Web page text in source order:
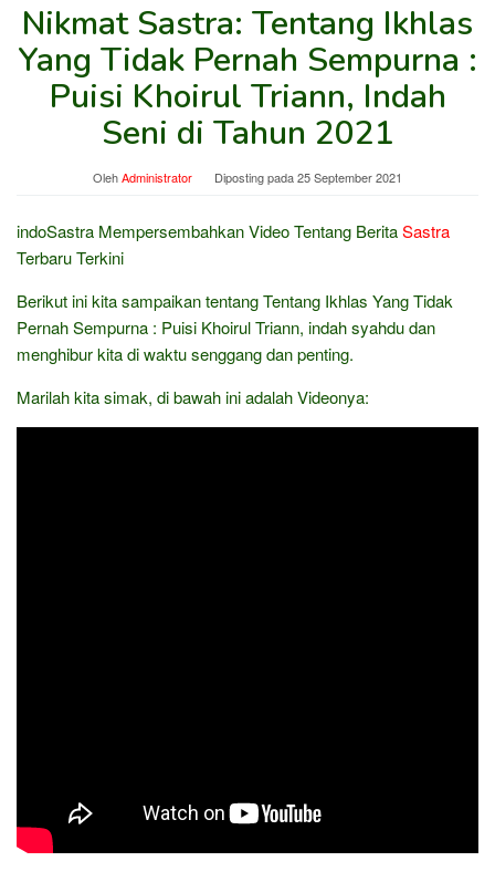
Nikmat Sastra: Tentang Ikhlas
Yang Tidak Pernah Sempurna :
Puisi Khoirul Triann, Indah
Seni di Tahun 2021
OlehAdministrator Diposting pada25 September 2021
indoSastra Mempersembahkan Video Tentang BeritaSastra
Terbaru Terkini
Berikut ini kita sampaikan tentang Tentang Ikhlas Yang Tidak
Pernah Sempurna : Puisi Khoirul Triann, indah syahdu dan
menghibur kita di waktu senggang dan penting.
Marilah kita simak, di bawah ini adalah Videonya: